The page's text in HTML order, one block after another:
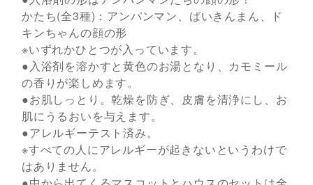
かたち(全3種)：アンパンマン、ばいきんまん、ド
キンちゃんの顔の形
※いずれかひとつが入っています。
●入浴剤を溶かすと黄色のお湯となり、カモミール
の香りが楽しめます。
●お肌しっとり。乾燥を防ぎ、皮膚を清浄にし、お
肌にうるおいを与えます。
●アレルギーテスト済み。
※すべての人にアレルギーが起きないというわけで
はありません。